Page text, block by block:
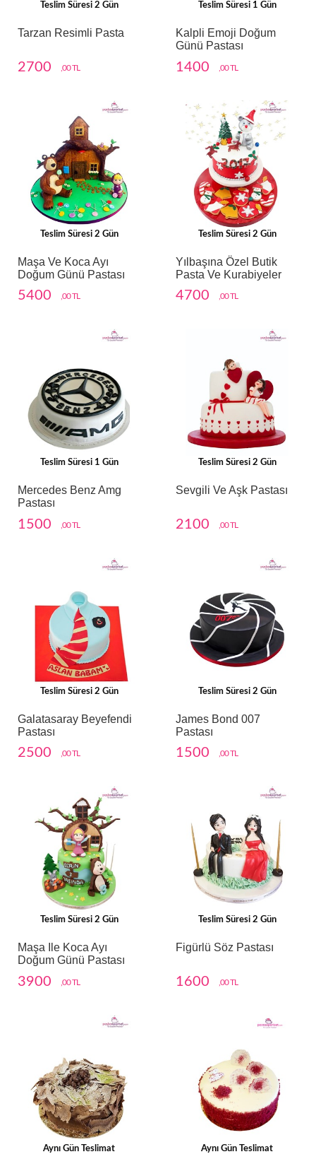
Teslim Süresi 2 Gün
Tarzan Resimli Pasta
2700 ,00 TL
Teslim Süresi 1 Gün
Kalpli Emoji Doğum
Günü Pastası
1400 ,00 TL
Teslim Süresi 2 Gün
Maşa Ve Koca Ayı
Doğum Günü Pastası
5400 ,00 TL
Teslim Süresi 2 Gün
Yılbaşına Özel Butik
Pasta Ve Kurabiyeler
4700 ,00 TL
Teslim Süresi 1 Gün
Mercedes Benz Amg
Pastası
1500 ,00 TL
Teslim Süresi 2 Gün
Sevgili Ve Aşk Pastası
2100 ,00 TL
Teslim Süresi 2 Gün
Galatasaray Beyefendi
Pastası
2500 ,00 TL
Teslim Süresi 2 Gün
James Bond 007
Pastası
1500 ,00 TL
Teslim Süresi 2 Gün
Maşa Ile Koca Ayı
Doğum Günü Pastası
3900 ,00 TL
Teslim Süresi 2 Gün
Figürlü Söz Pastası
1600 ,00 TL
Aynı Gün Teslimat Aynı Gün Teslimat